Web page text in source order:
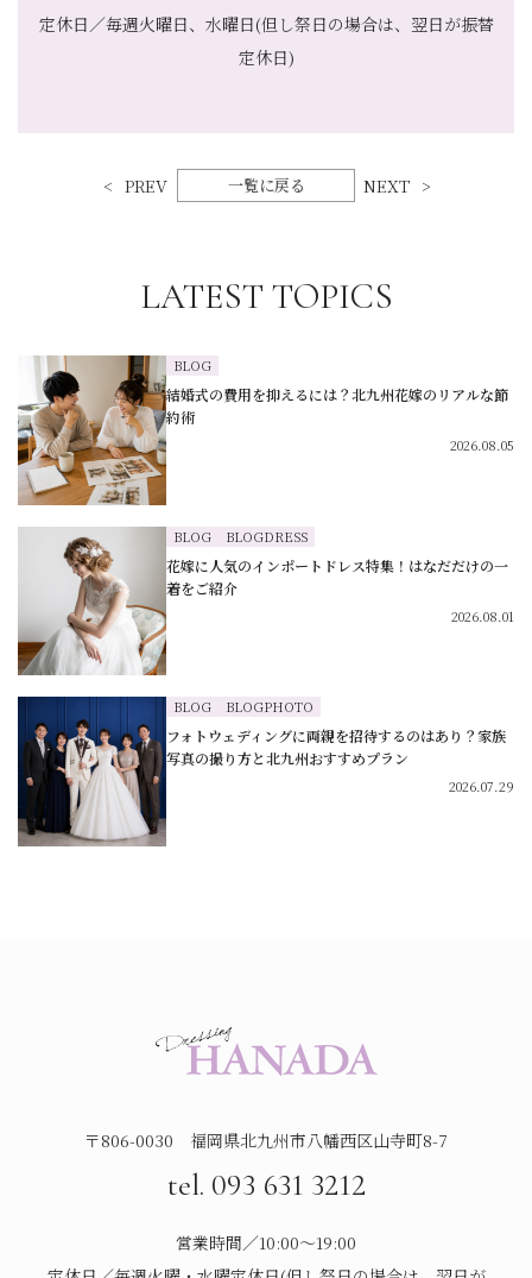
定休日／毎週火曜日、水曜日(但し祭日の場合は、翌日が振替
定休日)
PREV 一覧に戻る NEXT
LATEST TOPICS
BLOG
結婚式の費用を抑えるには？北九州花嫁のリアルな節
約術
2026.08.05
BLOG BLOGDRESS
花嫁に人気のインポートドレス特集！はなだだけの一
着をご紹介
2026.08.01
BLOG BLOGPHOTO
フォトウェディングに両親を招待するのはあり？家族
写真の撮り方と北九州おすすめプラン
2026.07.29
〒806-0030 福岡県北九州市八幡西区山寺町8-7
tel. 093 631 3212
営業時間／10:00～19:00